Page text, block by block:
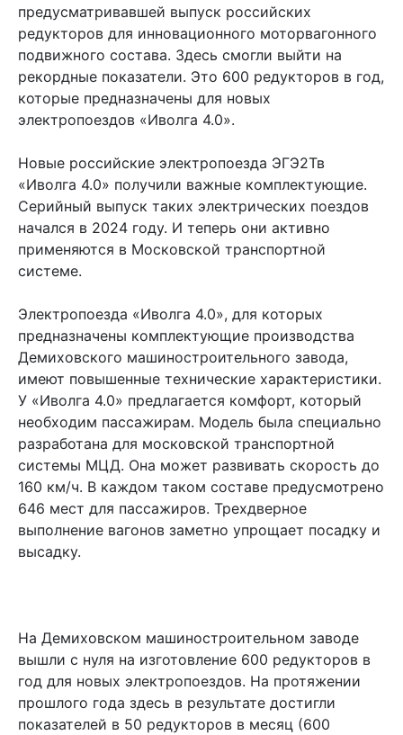
предусматривавшей выпуск российских
редукторов для инновационного моторвагонного
подвижного состава. Здесь смогли выйти на
рекордные показатели. Это 600 редукторов в год,
которые предназначены для новых
электропоездов «Иволга 4.0».
Новые российские электропоезда ЭГЭ2Тв
«Иволга 4.0» получили важные комплектующие.
Серийный выпуск таких электрических поездов
начался в 2024 году. И теперь они активно
применяются в Московской транспортной
системе.
Электропоезда «Иволга 4.0», для которых
предназначены комплектующие производства
Демиховского машиностроительного завода,
имеют повышенные технические характеристики.
У «Иволга 4.0» предлагается комфорт, который
необходим пассажирам. Модель была специально
разработана для московской транспортной
системы МЦД. Она может развивать скорость до
160 км/ч. В каждом таком составе предусмотрено
646 мест для пассажиров. Трехдверное
выполнение вагонов заметно упрощает посадку и
высадку.
На Демиховском машиностроительном заводе
вышли с нуля на изготовление 600 редукторов в
год для новых электропоездов. На протяжении
прошлого года здесь в результате достигли
показателей в 50 редукторов в месяц (600